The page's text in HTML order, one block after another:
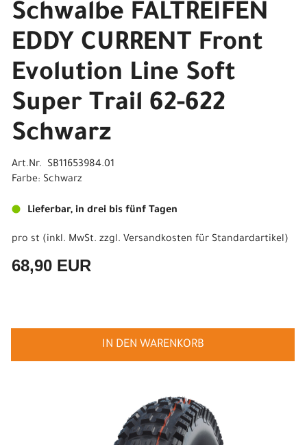
Schwalbe FALTREIFEN
EDDY CURRENT Front
Evolution Line Soft
Super Trail 62-622
Schwarz
Art.Nr. SB11653984.01
Farbe: Schwarz
Lieferbar, in drei bis fünf Tagen
pro st (inkl. MwSt. zzgl. Versandkosten für Standardartikel)
68,90 EUR
IN DEN WARENKORB